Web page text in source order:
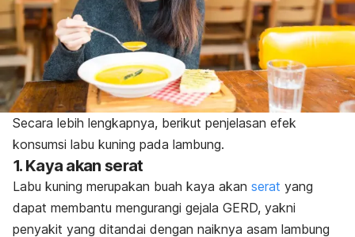
Secara lebih lengkapnya, berikut penjelasan efek
konsumsi labu kuning pada lambung.
1. Kaya akan serat
Labu kuning merupakan buah kaya akan serat yang
dapat membantu mengurangi gejala GERD, yakni
penyakit yang ditandai dengan naiknya asam lambung